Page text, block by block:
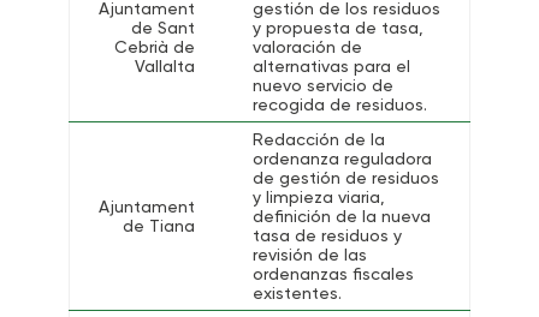
Ajuntament
de Sant
Cebrià de
Vallalta
gestión de los residuos
y propuesta de tasa,
valoración de
alternativas para el
nuevo servicio de
recogida de residuos.
Ajuntament
de Tiana
Redacción de la
ordenanza reguladora
de gestión de residuos
y limpieza viaria,
definición de la nueva
tasa de residuos y
revisión de las
ordenanzas fiscales
existentes.